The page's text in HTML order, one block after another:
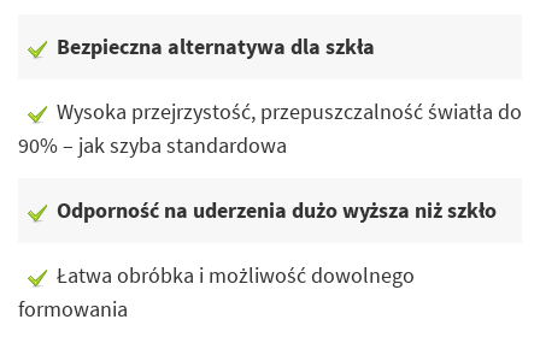
Bezpieczna alternatywa dla szkła
Wysoka przejrzystość, przepuszczalność światła do
90% – jak szyba standardowa
Odporność na uderzenia dużo wyższa niż szkło
Łatwa obróbka i możliwość dowolnego
formowania